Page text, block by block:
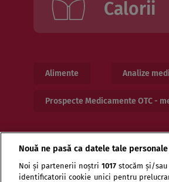
Calorii
Alimente Analize
Prospecte Medicamente OTC -
Nouă ne pasă ca datele tale
Noi și partenerii noștri 1017stocăm și/sau
identificatorii cookie unici pentru